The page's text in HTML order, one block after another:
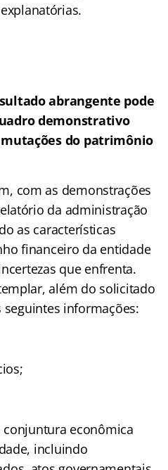
abrangente pode
demonstrativo
do patrimônio
com as demonstrações
da administração
as características
financeiro da entidade
que enfrenta.
além do solicitado
informações:
conjuntura econômica
incluindo